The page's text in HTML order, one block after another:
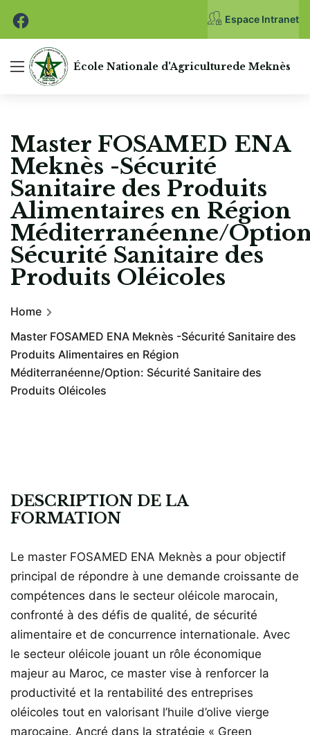
Espace Intranet
École Nationale d'Agriculturede Meknès
Master FOSAMED ENA
Meknès -Sécurité
Sanitaire des Produits
Alimentaires en Région
Méditerranéenne/
Sécurité Sanitaire des
Produits Oléicoles
Home
Master FOSAMED ENA Meknès -Sécurité Sanitaire des
Produits Alimentaires en Région
Méditerranéenne/Option: Sécurité Sanitaire des
Produits Oléicoles
DESCRIPTION DE LA
FORMATION
Le master FOSAMED ENA Meknès a pour objectif
principal de répondre à une demande croissante de
compétences dans le secteur oléicole marocain,
confronté à des défis de qualité, de sécurité
alimentaire et de concurrence internationale. Avec
le secteur oléicole jouant un rôle économique
majeur au Maroc, ce master vise à renforcer la
productivité et la rentabilité des entreprises
oléicoles tout en valorisant l’huile d’olive vierge
marocaine. Ancré dans la stratégie « Green